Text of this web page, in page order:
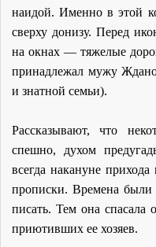
на­и­дой. Имен­но в этой
свер­ху до­ни­зу. Пе­ред
на ок­нах — тя­же­лые
при­над­ле­жал му­жу
и знат­ной се­мьи).
Рас­ска­зы­ва­ют, что
спеш­но, ду­хом
все­гда на­ка­нуне
про­пис­ки. Вре­ме­на
пи­сать. Тем она спа­са­ла
при­ютив­ших ее хо­зя­ев.